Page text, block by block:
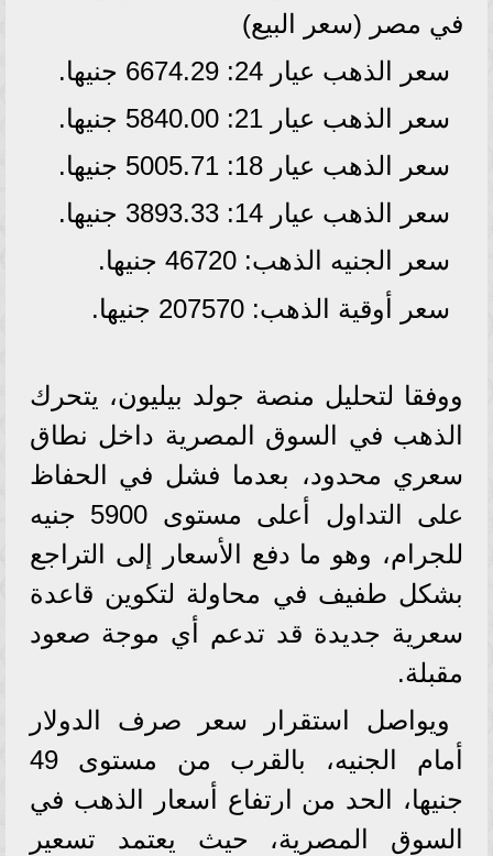
في مصر (سعر البيع)
سعر الذهب عيار 24: 6674.29 جنيها.
سعر الذهب عيار 21: 5840.00 جنيها.
سعر الذهب عيار 18: 5005.71 جنيها.
سعر الذهب عيار 14: 3893.33 جنيها.
سعر الجنيه الذهب: 46720 جنيها.
سعر أوقية الذهب: 207570 جنيها.
ووفقا لتحليل منصة جولد بيليون، يتحرك
الذهب في السوق المصرية داخل نطاق
سعري محدود، بعدما فشل في الحفاظ
على التداول أعلى مستوى 5900 جنيه
للجرام، وهو ما دفع الأسعار إلى التراجع
بشكل طفيف في محاولة لتكوين قاعدة
سعرية جديدة قد تدعم أي موجة صعود
مقبلة.
ويواصل استقرار سعر صرف الدولار
أمام الجنيه، بالقرب من مستوى 49
جنيها، الحد من ارتفاع أسعار الذهب في
السوق المصرية، حيث يعتمد تسعير